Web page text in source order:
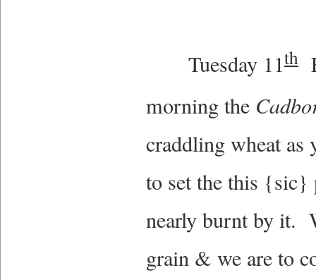
Tuesday 11th
morning the
craddling wheat as
to set the this {sic}
nearly burnt by it.
grain & we are to